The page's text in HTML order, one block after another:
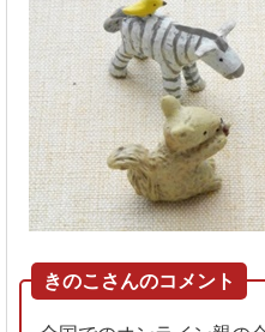
きのこさんのコメント